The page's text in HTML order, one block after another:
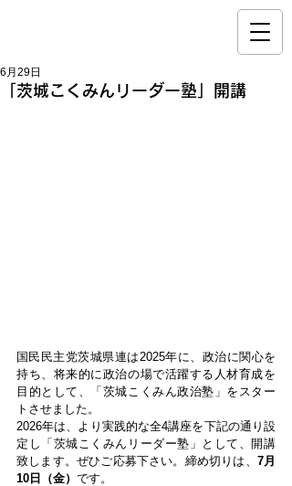
「茨城こくみんリーダー塾」開講
6月29日
国民民主党茨城県連は2025年に、政治に関心を
持ち、将来的に政治の場で活躍する人材育成を
目的として、「茨城こくみん政治塾」をスター
トさせました。
2026年は、より実践的な全4講座を下記の通り設
定し「茨城こくみんリーダー塾」として、開講
致します。ぜひご応募下さい。締め切りは、 7月
10日（金） です。